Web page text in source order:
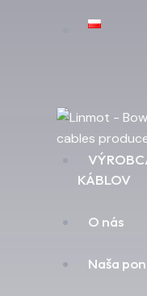
KÁBLOV
O nás
Naša